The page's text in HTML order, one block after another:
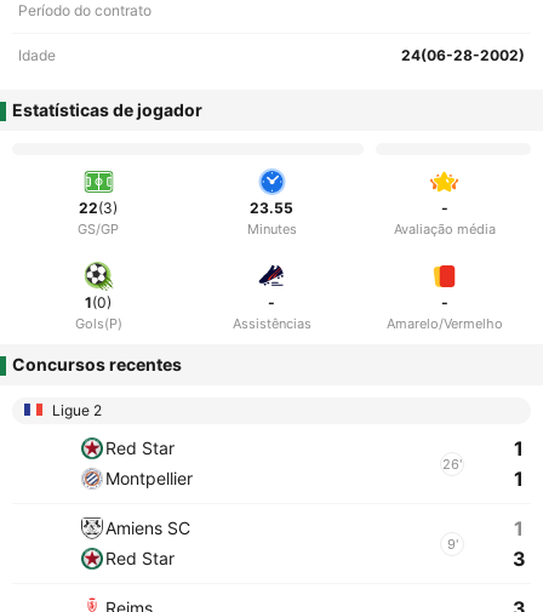
Período do contrato
Idade 24(06-28-2002)
Estatísticas de jogador
22(3)
GS/GP
23.55
Minutes
-
Avaliação média
1(0)
Gols(P)
-
Assistências
-
Amarelo/Vermelho
Concursos recentes
Ligue 2
Red Star
Montpellier
26'
1
1
Amiens SC
Red Star
9'
1
3
Reims